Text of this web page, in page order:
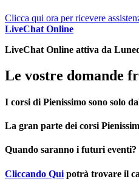
Clicca qui ora per ricevere
LiveChat Online
LiveChat Online attiva da
Le vostre domande
I corsi di Pienissimo sono solo
La gran parte dei corsi
Quando saranno i futuri eventi?
Cliccando Qui potrà trovare il